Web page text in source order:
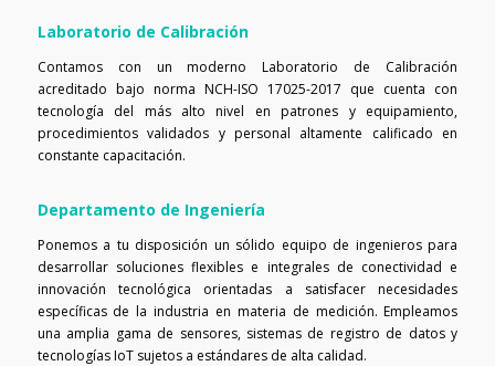
Laboratorio de Calibración
Contamos con un moderno Laboratorio de Calibración
acreditado bajo norma NCH-ISO 17025-2017 que cuenta con
tecnología del más alto nivel en patrones y equipamiento,
procedimientos validados y personal altamente calificado en
constante capacitación.
Departamento de Ingeniería
Ponemos a tu disposición un sólido equipo de ingenieros para
desarrollar soluciones flexibles e integrales de conectividad e
innovación tecnológica orientadas a satisfacer necesidades
específicas de la industria en materia de medición. Empleamos
una amplia gama de sensores, sistemas de registro de datos y
tecnologías IoT sujetos a estándares de alta calidad.